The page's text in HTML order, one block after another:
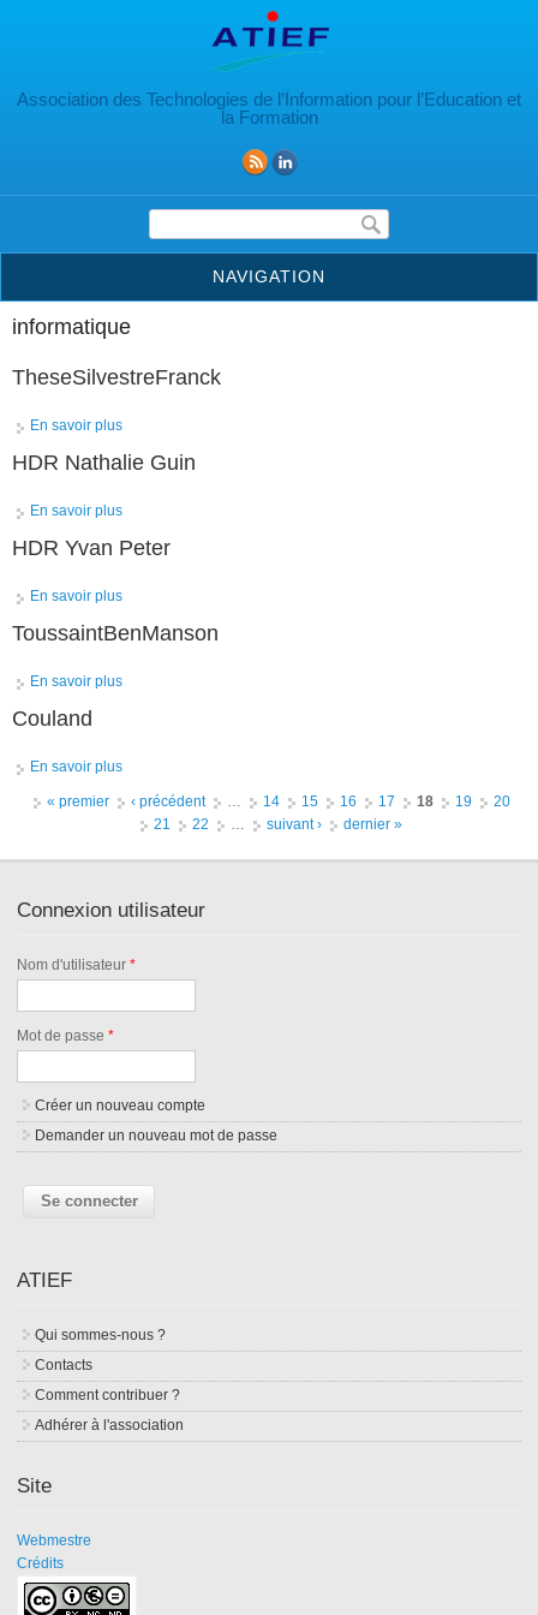
Association des Technologies de l’Information pour l’Education et
la Formation
Formulaire de recherche
NAVIGATION
informatique
TheseSilvestreFranck
En savoir plus
HDR Nathalie Guin
En savoir plus
HDR Yvan Peter
En savoir plus
ToussaintBenManson
En savoir plus
Couland
En savoir plus
Pages« premier ‹ précédent … 14 15 16 17 18 19
20
21
22 … suivant › dernier »
Connexion utilisateur
Nom d'utilisateur*
Mot de passe*
Créer un nouveau compte
Demander un nouveau mot de passe
ATIEF
Qui sommes-nous ?
Contacts
Comment contribuer ?
Adhérer à l'association
Site
Webmestre
Crédits